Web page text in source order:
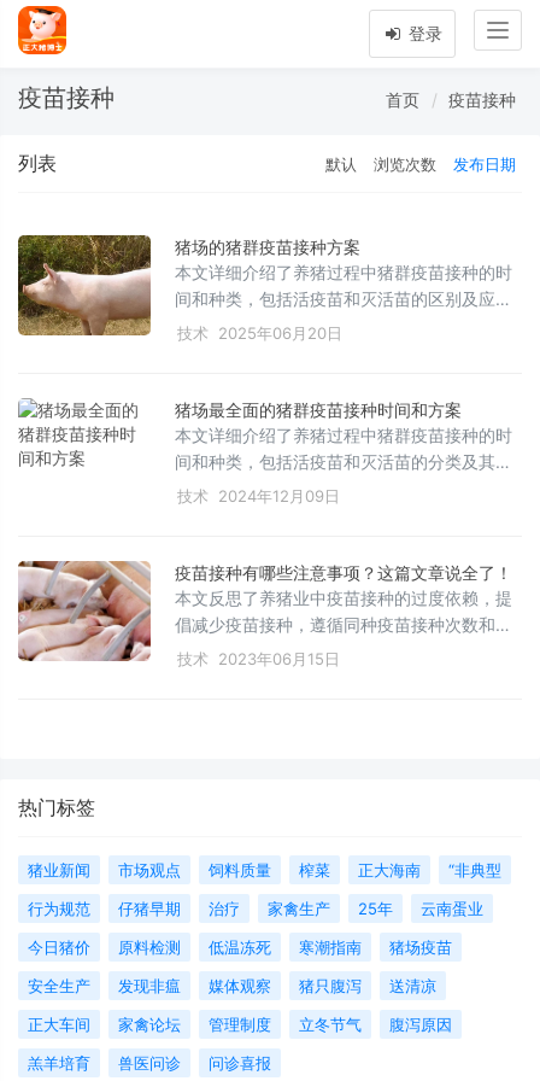
登录
疫苗接种 首页 疫苗接种
列表 默认 浏览次数 发布日期
猪场的猪群疫苗接种方案
本文详细介绍了养猪过程中猪群疫苗接种的时
间和种类，包括活疫苗和灭活苗的区别及应
用，以及不同阶段猪只的免疫程序。强调了在
事项和参考免疫程序图，帮助养殖户科学管理
猪场，提高生产力水平，确保猪肉的安全健
康。
技术 2025年06月20日
猪场最全面的猪群疫苗接种时间和方案
本文详细介绍了养猪过程中猪群疫苗接种的时
间和种类，包括活疫苗和灭活苗的分类及其特
点，并针对不同阶段的猪只提供了具体的免疫
病，提高猪场生产力，确保猪肉的安全与健
康。
技术 2024年12月09日
疫苗接种有哪些注意事项？这篇文章说全了！
本文反思了养猪业中疫苗接种的过度依赖，提
倡减少疫苗接种，遵循同种疫苗接种次数和时
间间隔的原则，强调风土驯化的重要性。文章
技术 2023年06月15日
热门标签
猪业新闻 市场观点 饲料质量 榨菜 正大海南
“非典型
行为规范
仔猪早期 治疗 家禽生产 25年
云南蛋业
今日猪价
原料检测 低温冻死 寒潮指南
猪场疫苗
安全生产
发现非瘟 媒体观察 猪只腹泻
送清凉
正大车间
家禽论坛 管理制度 立冬节气
腹泻原因
羔羊培育
兽医问诊 问诊喜报